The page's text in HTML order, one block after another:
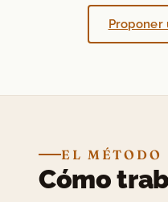
Proponer
EL MÉTODO
Cómo